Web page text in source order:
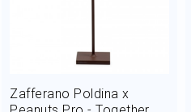
Zafferano Poldina x